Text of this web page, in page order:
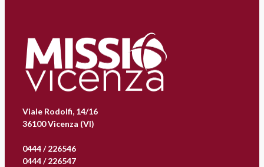
Viale Rodolfi, 14/16
36100 Vicenza (VI)
0444 / 226546
0444 / 226547